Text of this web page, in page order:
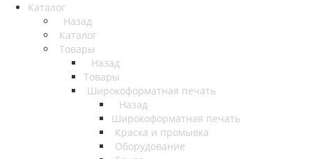
Каталог
Назад
Каталог
Товары
Назад
Товары
Широкоформатная печать
Назад
Широкоформатная печать
Краска и промывка
Оборудование